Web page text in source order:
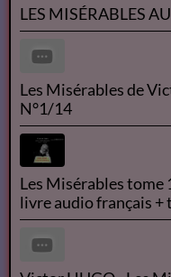
LES MISÉRABLES
Les Misérables de
N°1/14
Les Misérables tome
livre audio français +